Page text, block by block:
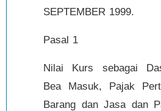
SEPTEMBER 1999.
Pasal 1
Nilai Kurs sebagai
Bea Masuk, Pajak
Barang dan Jasa dan